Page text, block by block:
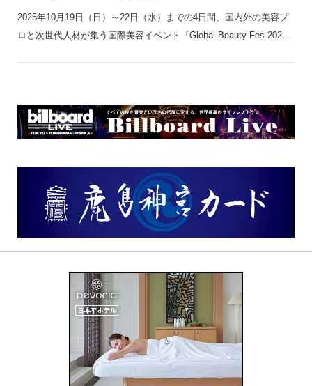
2025年10月19日（日）～22日（水）までの4日間、国内外の美容プ
ロと次世代人材が集う国際美容イベント『Global Beauty Fes 202…